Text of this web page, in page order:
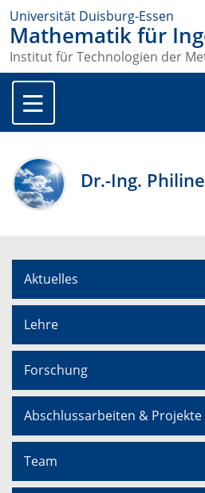
Universität Duisburg-Essen
Mathematik für
Institut für Technologien der
Dr.-Ing.
Aktuelles
Lehre
Forschung
Abschlussarbeiten & Projekte
Team